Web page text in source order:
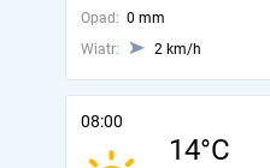
Opad: 0 mm
Wiatr:
2 km/h
08:00
14°C